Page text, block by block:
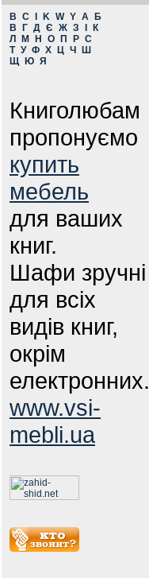
B C K W Y А
Б
В
Г Д Є Ж З
К
Л
М Н О П Р С
Т У Ф Х Ц Ч
Ш
Щ
Ю Я
Книголюбам
пропонуємо
купить
мебель
для ваших
книг.
Шафи зручні
для всіх
видів книг,
окрім
електронних.
www.vsi-
mebli.ua